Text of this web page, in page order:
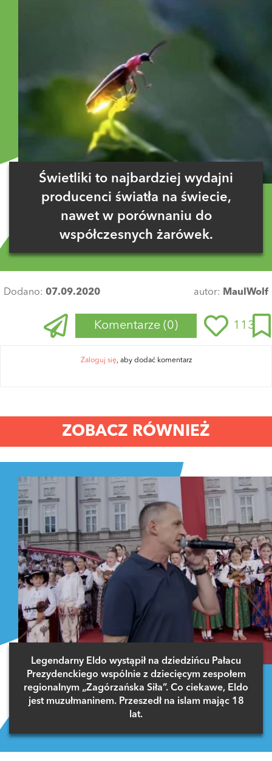
Świetliki to najbardziej wydajni
producenci światła na świecie,
nawet w porównaniu do
współczesnych żarówek.
Dodano: 07.09.2020 autor: MaulWolf
Komentarze (0) 113
Zaloguj się, aby dodać komentarz
ZOBACZ RÓWNIEŻ
Legendarny Eldo wystąpił na dziedzińcu Pałacu
Prezydenckiego wspólnie z dziecięcym zespołem
regionalnym „Zagórzańska Siła”. Co ciekawe, Eldo
jest muzułmaninem. Przeszedł na islam mając 18
lat.